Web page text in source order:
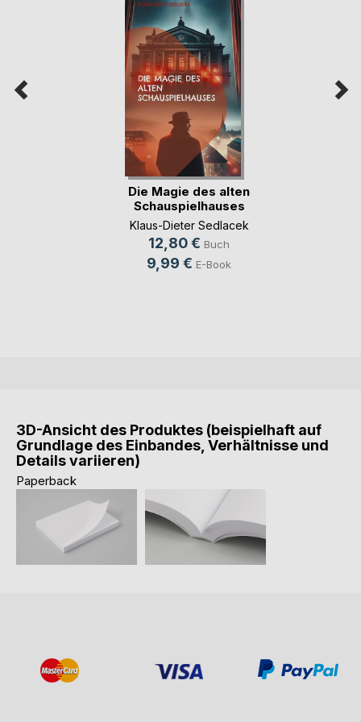
Die Magie des alten
Schauspielhauses
Klaus-Dieter Sedlacek
12,80 € Buch
9,99 € E-Book
3D-Ansicht des Produktes (beispielhaft auf
Grundlage des Einbandes, Verhältnisse und
Details variieren)
Paperback